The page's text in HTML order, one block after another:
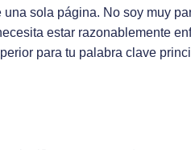
sola página. No soy muy
estar razonablemente
para tu palabra clave